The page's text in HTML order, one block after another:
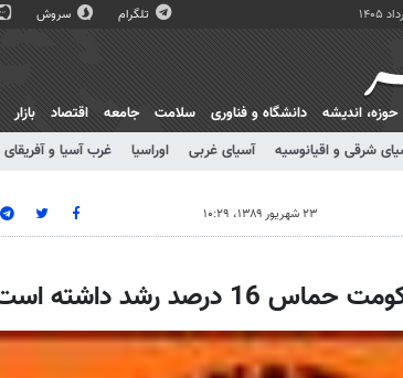
تلگرام سروش
حوزه، انديشه دانشگاه و فناوری سلامت جامعه اقتصاد بازار
شرقی و اقیانوسیه آسیای غربی اوراسیا غرب آسیا و
۲۳ شهریور ۱۳۸۹، ۱۰:۲۹
رشد داشته است